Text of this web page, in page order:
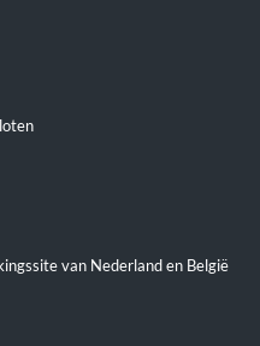
van Nederland en België